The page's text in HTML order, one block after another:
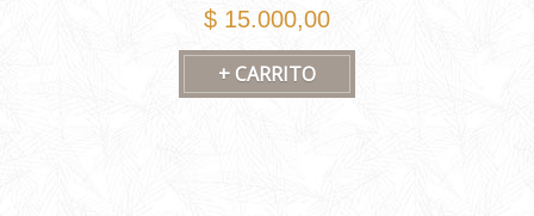
$ 15.000,00